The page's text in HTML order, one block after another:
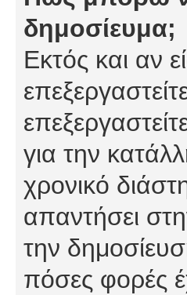
δημοσίευμα;
Εκτός και αν
για την
χρονικό
απαντήσει
την
πόσες φορές